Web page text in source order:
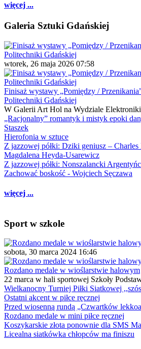
więcej ...
Galeria Sztuki Gdańskiej
wtorek, 26 maja 2026 07:58
Finisaż wystawy „Pomiędzy /
Politechniki Gdańskiej
W Galerii Art Hol na Wydziale
„Racjonalny” romantyk i mistyk epoki
Staszek
Hierofonia w sztuce
Z jazzowej półki: Dziki geniusz –
Magdalena Heyda-Usarewicz
Z jazzowej półki: Nonszalancki
Zachować boskość - Wojciech Sęczawa
więcej ...
Sport w szkole
sobota, 30 marca 2024 16:46
Rozdano medale w wioślarstwie halowym
22 marca w hali sportowej Szkoły
Wielkanocny Turniej Piłki Siatkowej
Ostatni akcent w piłce ręcznej
Przed wiosenną rundą „Czwartków
Rozdano medale w mini piłce ręcznej
Koszykarskie złota ponownie dla SMS
Licealna siatkówka chłopców ma finiszu